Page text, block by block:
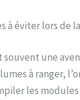
à éviter lors de
souvent une
à ranger,
les